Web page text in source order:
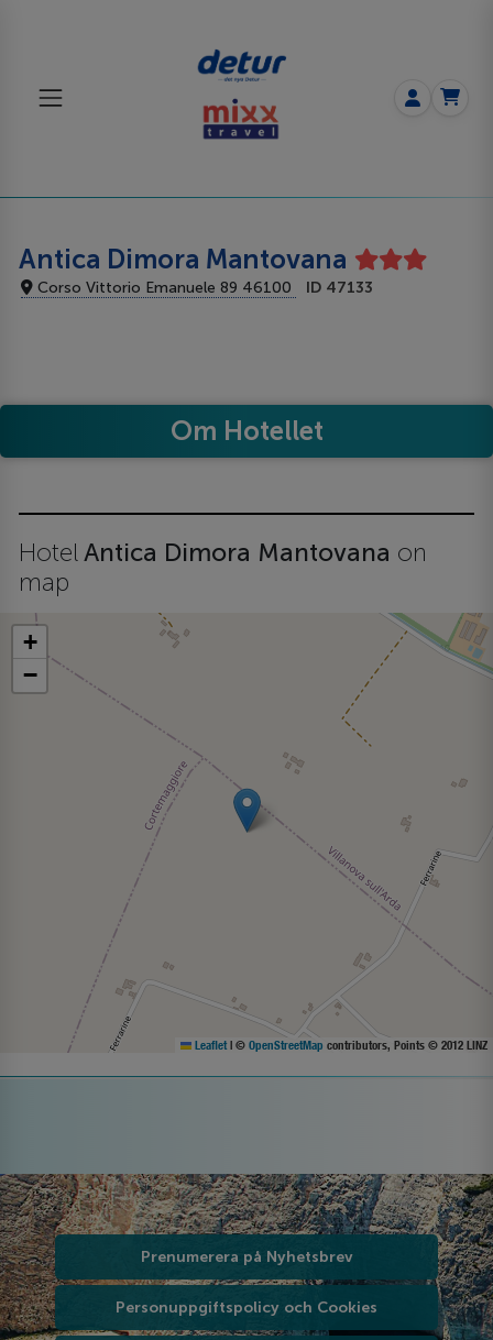
Antica Dimora Mantovana
Corso Vittorio Emanuele 89 46100 ID 47133
Om Hotellet
HotelAntica Dimora Mantovana on
map
+
−
Leaflet | © OpenStreetMap contributors, Points © 2012 LINZ
Prenumerera på Nyhetsbrev
Personuppgiftspolicy och Cookies